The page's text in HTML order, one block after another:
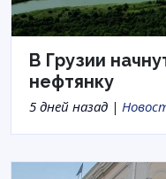
В Грузии
нефтянку
5 дней назад |